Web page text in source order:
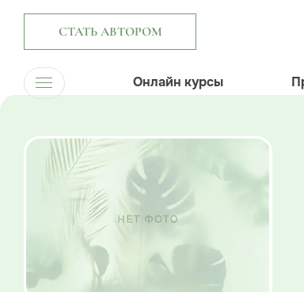
СТАТЬ АВТОРОМ
Онлайн курсы